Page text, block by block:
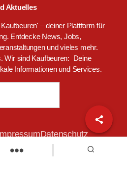
Aktuelles
– deiner Plattform für
Entdecke News, Jobs,
und vieles mehr.
Wir sind Kaufbeuren: Deine
Informationen und Services.
Datenschutz